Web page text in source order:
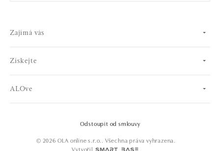
Zajímá vás
Získejte
ALOve
© 2026 OLA online s.r.o.. Všechna práva vyhrazena.
Vytvořil
Odstoupit od smlouvy